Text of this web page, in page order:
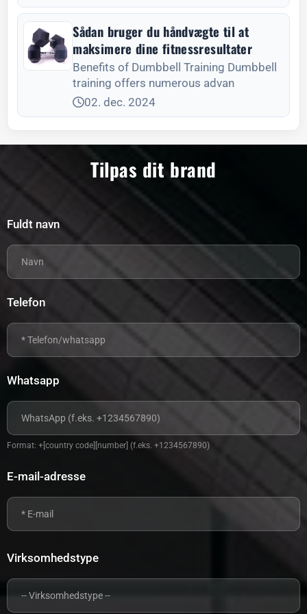
Sådan bruger du håndvægte til at
maksimere dine fitnessresultater
Benefits of Dumbbell Training Dumbbell
training offers numerous advan
02. dec. 2024
Tilpas dit brand
Fuldt navn
Telefon
Whatsapp
Format: +[country code][number] (f.eks. +1234567890)
E-mail-adresse
Virksomhedstype